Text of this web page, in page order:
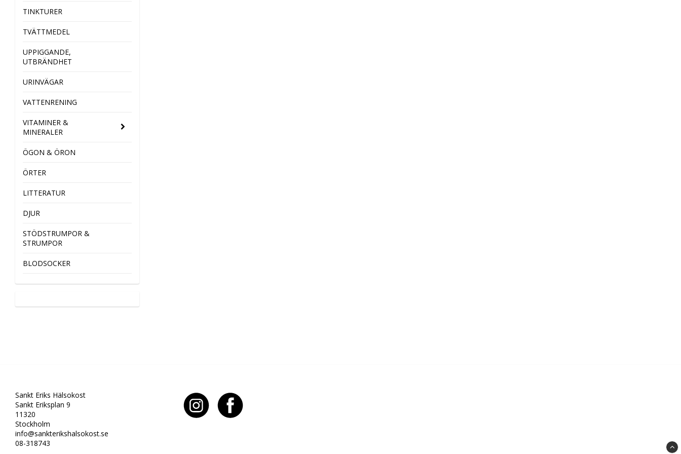
TINKTURER
TVÄTTMEDEL
UPPIGGANDE,
UTBRÄNDHET
URINVÄGAR
VATTENRENING
VITAMINER &
MINERALER
ÖGON & ÖRON
ÖRTER
LITTERATUR
DJUR
STÖDSTRUMPOR &
STRUMPOR
BLODSOCKER
Sankt Eriks Hälsokost
Sankt Eriksplan 9
11320
Stockholm
info@sankterikshalsokost.se
08-318743